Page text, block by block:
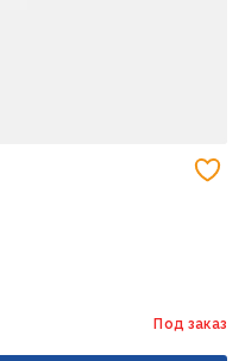
Под заказ